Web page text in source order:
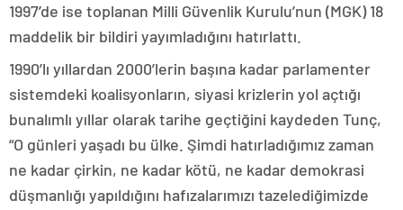
1997’de ise toplanan Milli Güvenlik Kurulu’nun (MGK) 18
maddelik bir bildiri yayımladığını hatırlattı.
1990’lı yıllardan 2000’lerin başına kadar parlamenter
sistemdeki koalisyonların, siyasi krizlerin yol açtığı
bunalımlı yıllar olarak tarihe geçtiğini kaydeden Tunç,
“O günleri yaşadı bu ülke. Şimdi hatırladığımız zaman
ne kadar çirkin, ne kadar kötü, ne kadar demokrasi
düşmanlığı yapıldığını hafızalarımızı tazelediğimizde